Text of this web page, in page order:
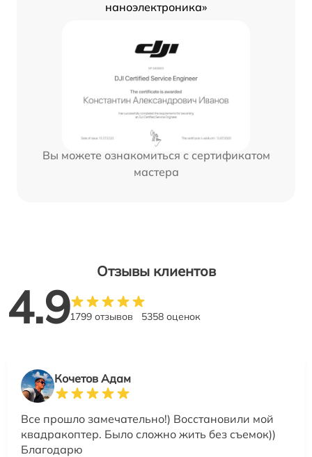
наноэлектроника»
Вы можете ознакомиться с сертификатом
мастера
Отзывы клиентов
4.91799 отзывов 5358 оценок
Кочетов Адам
Все прошло замечательно!) Восстановили мой
квадракоптер. Было сложно жить без съемок))
Благодарю